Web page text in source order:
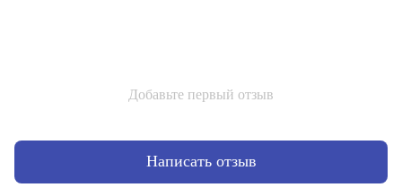
Добавьте первый отзыв
Написать отзыв